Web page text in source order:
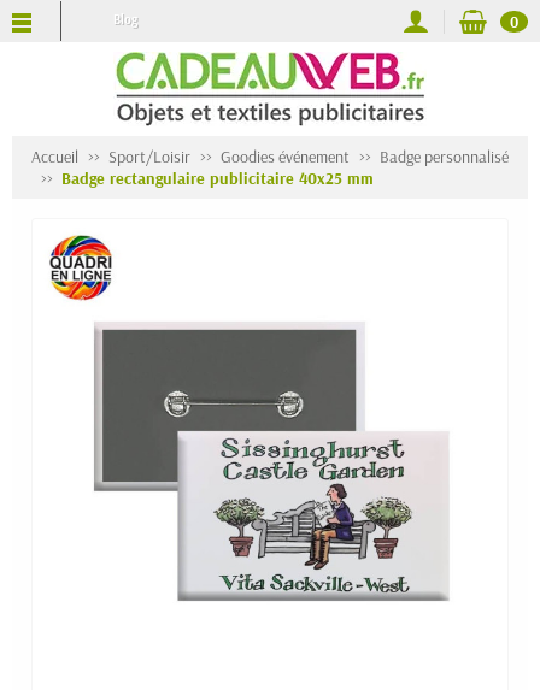
Blog 0
Accueil Sport/Loisir Goodies événement
Badge personnalisé
Badge rectangulaire publicitaire 40x25 mm